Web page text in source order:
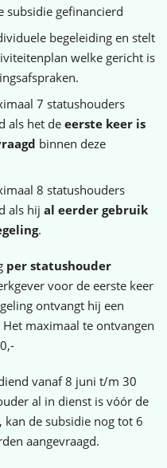
subsidie gefinancierd
begeleiding en stelt
welke gericht is
7 statushouders
als het de eerste keer is
binnen deze
8 statushouders
als hij al eerder gebruik
.
per statushouder
voor de eerste keer
ontvangt hij een
maximaal te ontvangen
vanaf 8 juni t/m 30
al in dienst is vóór de
de subsidie nog tot 6
aangevraagd.